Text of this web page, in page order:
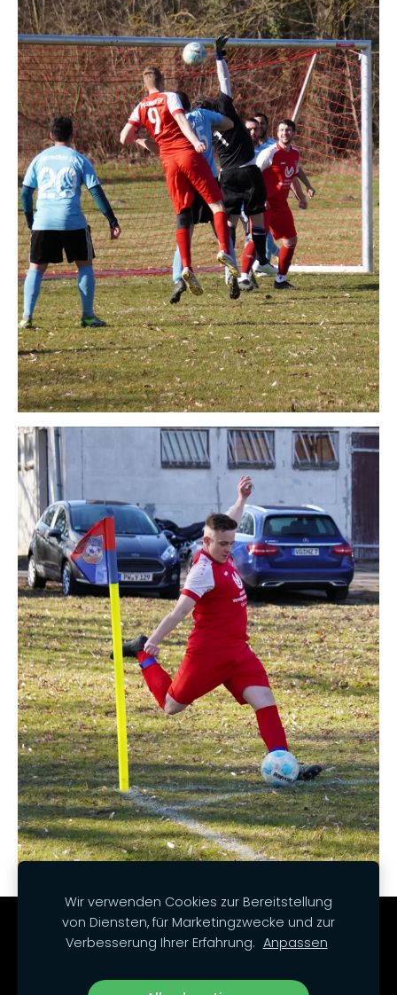
Cookies
Unsere Social Media-Kanäle:
Wir verwenden Cookies zur Bereitstellung
von Diensten, für Marketingzwecke und zur
Verbesserung Ihrer Erfahrung. Anpassen